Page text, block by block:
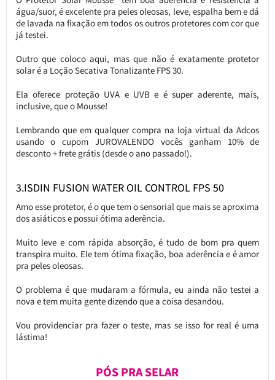
água/suor, é excelente pra peles oleosas, leve, espalha bem e dá
de lavada na fixação em todos os outros protetores com cor que
já testei.
Outro que coloco aqui, mas que não é exatamente protetor
solar é a Loção Secativa Tonalizante FPS 30.
Ela oferece proteção UVA e UVB e é super aderente, mais,
inclusive, que o Mousse!
Lembrando que em qualquer compra na loja virtual da Adcos
usando o cupom JUROVALENDO vocês ganham 10% de
desconto + frete grátis (desde o ano passado!).
3.ISDIN FUSION WATER OIL CONTROL FPS 50
Amo esse protetor, é o que tem o sensorial que mais se aproxima
dos asiáticos e possui ótima aderência.
Muito leve e com rápida absorção, é tudo de bom pra quem
transpira muito. Ele tem ótima fixação, boa aderência e é amor
pra peles oleosas.
O problema é que mudaram a fórmula, eu ainda não testei a
nova e tem muita gente dizendo que a coisa desandou.
Vou providenciar pra fazer o teste, mas se isso for real é uma
lástima!
PÓS PRA SELAR